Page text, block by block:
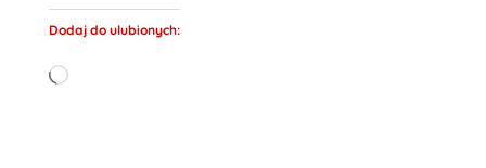
Dodaj do ulubionych:
Wczytywanie…